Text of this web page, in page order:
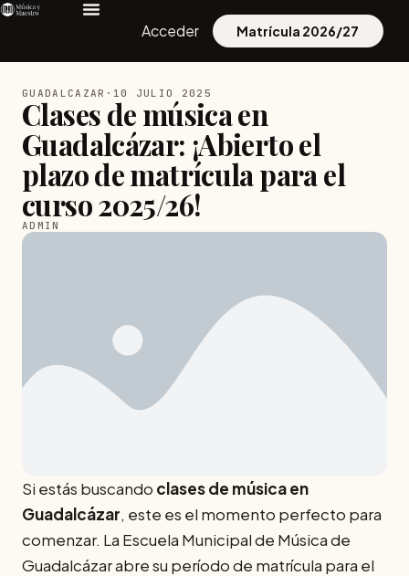
Acceder Matrícula 2026/27
GUADALCAZAR · 10 JULIO 2025
Clases de música en
Guadalcázar: ¡Abierto el
plazo de matrícula para el
curso 2025/26!
ADMIN
Si estás buscando clases de música en
Guadalcázar, este es el momento perfecto para
comenzar. La Escuela Municipal de Música de
Guadalcázar abre su período de matrícula para el